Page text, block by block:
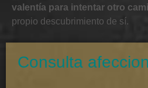
valentía para intentar otro
propio descubrimiento de sí.
Consulta